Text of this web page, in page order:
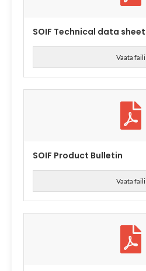
SOIF Technical data sheet
Vaata faili
SOIF Product Bulletin
Vaata faili